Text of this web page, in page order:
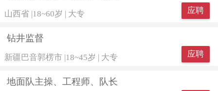
山西省|18~60岁 | 大专 应聘
钻井监督
新疆巴音郭楞市 |18~45岁 | 大专 应聘
地面队主操、工程师、队长